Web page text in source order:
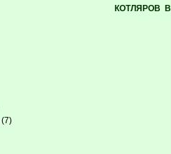
(7)
КОТЛЯРОВ